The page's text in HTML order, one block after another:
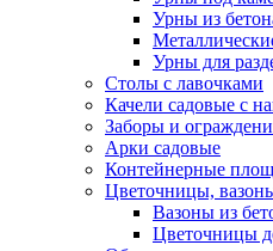
Урны из
Урны для
Столы с лавочками
Качели садовые с
Заборы и
Арки садовые
Контейнерные
Цветочницы,
Вазоны из
Цветочницы